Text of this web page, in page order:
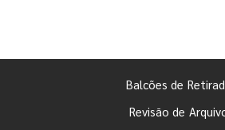
Balcões de
Revisão de